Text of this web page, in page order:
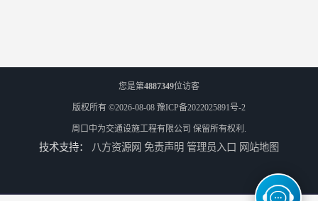
您是第4887349位访客
版权所有 ©2026-08-08 豫ICP备2022025891号-2
周口中为交通设施工程有限公司 保留所有权利.
技术支持： 八方资源网 免责声明 管理员入口 网站地图